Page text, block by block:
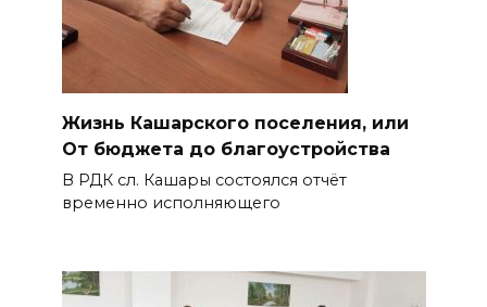
Жизнь Кашарского поселения, или
От бюджета до благоустройства
В РДК сл. Кашары состоялся отчёт
временно исполняющего